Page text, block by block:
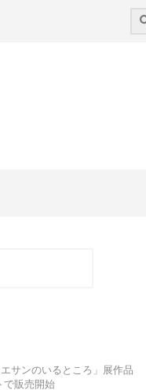
サンのいるところ」展作品
で販売開始